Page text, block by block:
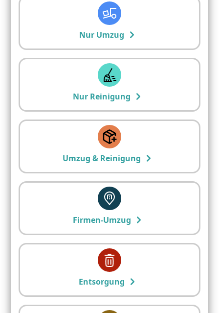
Nur Umzug
Nur Reinigung
Umzug & Reinigung
Firmen-Umzug
Entsorgung